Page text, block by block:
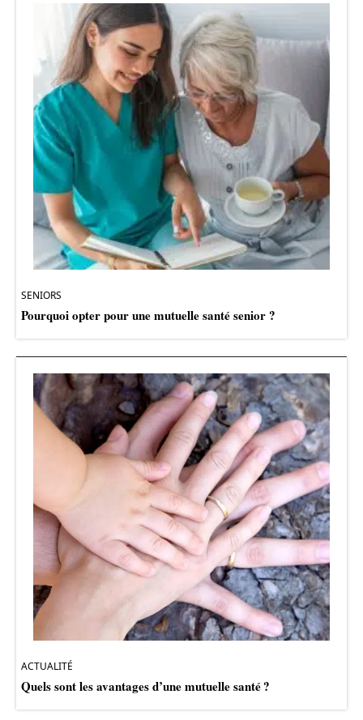
SENIORS
Pourquoi opter pour une mutuelle santé senior ?
ACTUALITÉ
Quels sont les avantages d’une mutuelle santé ?